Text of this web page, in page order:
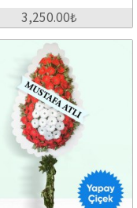
3,250.00₺